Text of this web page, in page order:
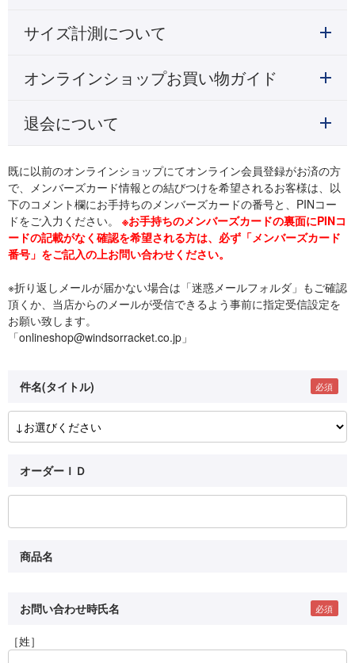
サイズ計測について
オンラインショップお買い物ガイド
退会について
既に以前のオンラインショップにてオンライン会員登録がお済の方
で、メンバーズカード情報との結びつけを希望されるお客様は、以
下のコメント欄にお手持ちのメンバーズカードの番号と、PINコー
ドをご入力ください。 ※お手持ちのメンバーズカードの裏面にPINコ
ードの記載がなく確認を希望される方は、必ず「メンバーズカード
番号」をご記入の上お問い合わせください。
※折り返しメールが届かない場合は「迷惑メールフォルダ」もご確認
頂くか、当店からのメールが受信できるよう事前に指定受信設定を
お願い致します。
「onlineshop@windsorracket.co.jp」
件名(タイトル)
オーダーＩＤ
商品名
お問い合わせ時氏名
［姓］